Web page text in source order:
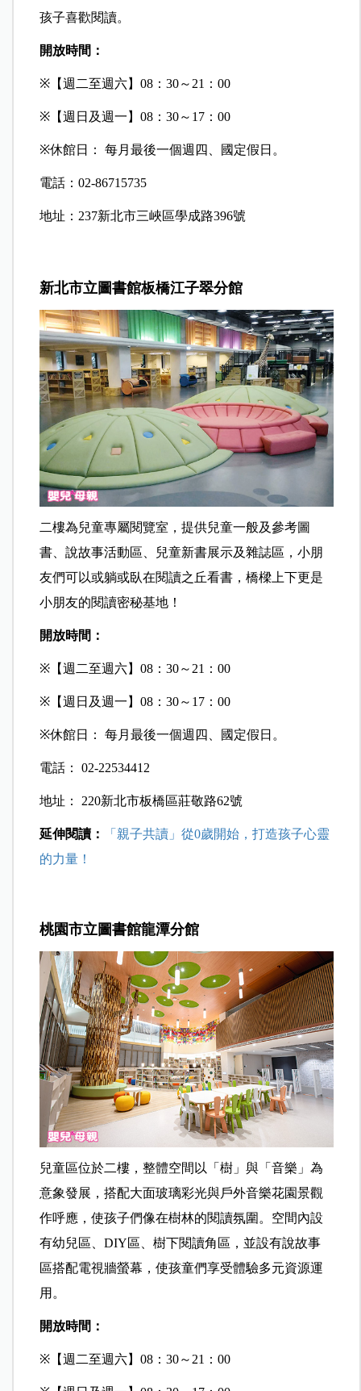
孩子喜歡閱讀。
開放時間：
※ 【週二至週六】08：30～21：00
※ 【週日及週一】08：30～17：00
※休館日： 每月最後一個週四、國定假日。
電話：02-86715735
地址：237新北市三峽區學成路396號
新北市立圖書館板橋江子翠分館
二樓為兒童專屬閱覽室，提供兒童一般及參考圖
書、說故事活動區、兒童新書展示及雜誌區，小朋
友們可以或躺或臥在閱讀之丘看書，橋樑上下更是
小朋友的閱讀密秘基地！
開放時間：
※ 【週二至週六】08：30～21：00
※ 【週日及週一】08：30～17：00
※休館日： 每月最後一個週四、國定假日。
電話： 02-22534412
地址： 220新北市板橋區莊敬路62號
延伸閱讀：
「親子共讀」從0歲開始，打造孩子心靈
的力量！
桃園市立圖書館龍潭分館
兒童區位於二樓，整體空間以「樹」與「音樂」為
意象發展，搭配大面玻璃彩光與戶外音樂花園景觀
作呼應，使孩子們像在樹林的閱讀氛圍。空間內設
有幼兒區、DIY區、樹下閱讀角區，並設有說故事
區搭配電視牆螢幕，使孩童們享受體驗多元資源運
用。
開放時間：
※ 【週二至週六】08：30～21：00